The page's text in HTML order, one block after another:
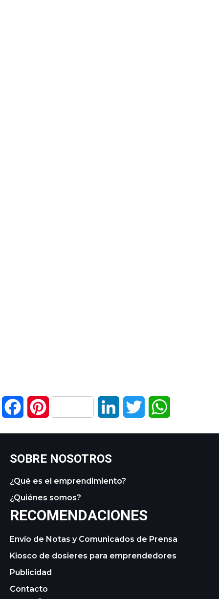
FacebookPinterest LinkedIn Twitter
SOBRE NOSOTROS
¿Qué es el emprendimiento?
¿Quiénes somos?
RECOMENDACIONES
Envío de Notas y Comunicados de Prensa
Kiosco de dosieres para emprendedores
Publicidad
Contacto